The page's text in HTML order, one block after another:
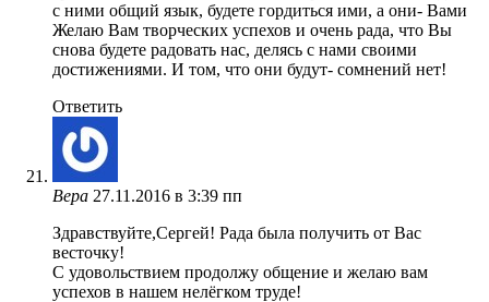
с ними общий язык, будете гордиться ими, а они- Вами
Желаю Вам творческих успехов и очень рада, что Вы
снова будете радовать нас, делясь с нами своими
достижениями. И том, что они будут- сомнений нет!
Ответить
Вера 27.11.2016 в 3:39 пп
Здравствуйте,Сергей! Рада была получить от Вас
весточку!
С удовольствием продолжу общение и желаю вам
успехов в нашем нелёгком труде!